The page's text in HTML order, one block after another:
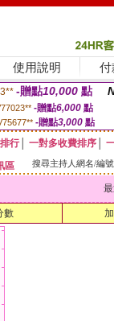
使用說明 付
-贈點10,000 點
-贈點6,000點
-贈點3,000點
行│ 一對多收費排序
區 搜尋主持人網名/編號
數